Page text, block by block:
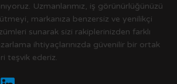
Uzmanlarımız, iş görünürlüğünüzü
markanıza benzersiz ve yenilikçi
sunarak sizi rakiplerinizden farklı
ihtiyaçlarınızda güvenilir bir ortak
teşvik ederiz.